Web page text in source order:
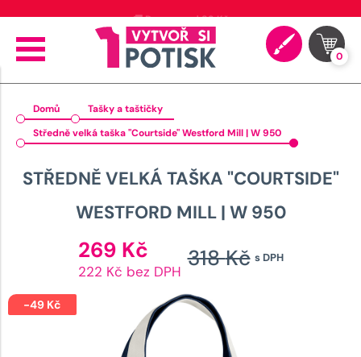
0
Domů
Tašky a taštičky
Středně velká taška "Courtside" Westford Mill | W 950
STŘEDNĚ VELKÁ TAŠKA "COURTSIDE"
WESTFORD MILL | W 950
s DPH
318Kč
269 Kč cena
269 Kč.
222 Kč bez DPH
-49 Kč